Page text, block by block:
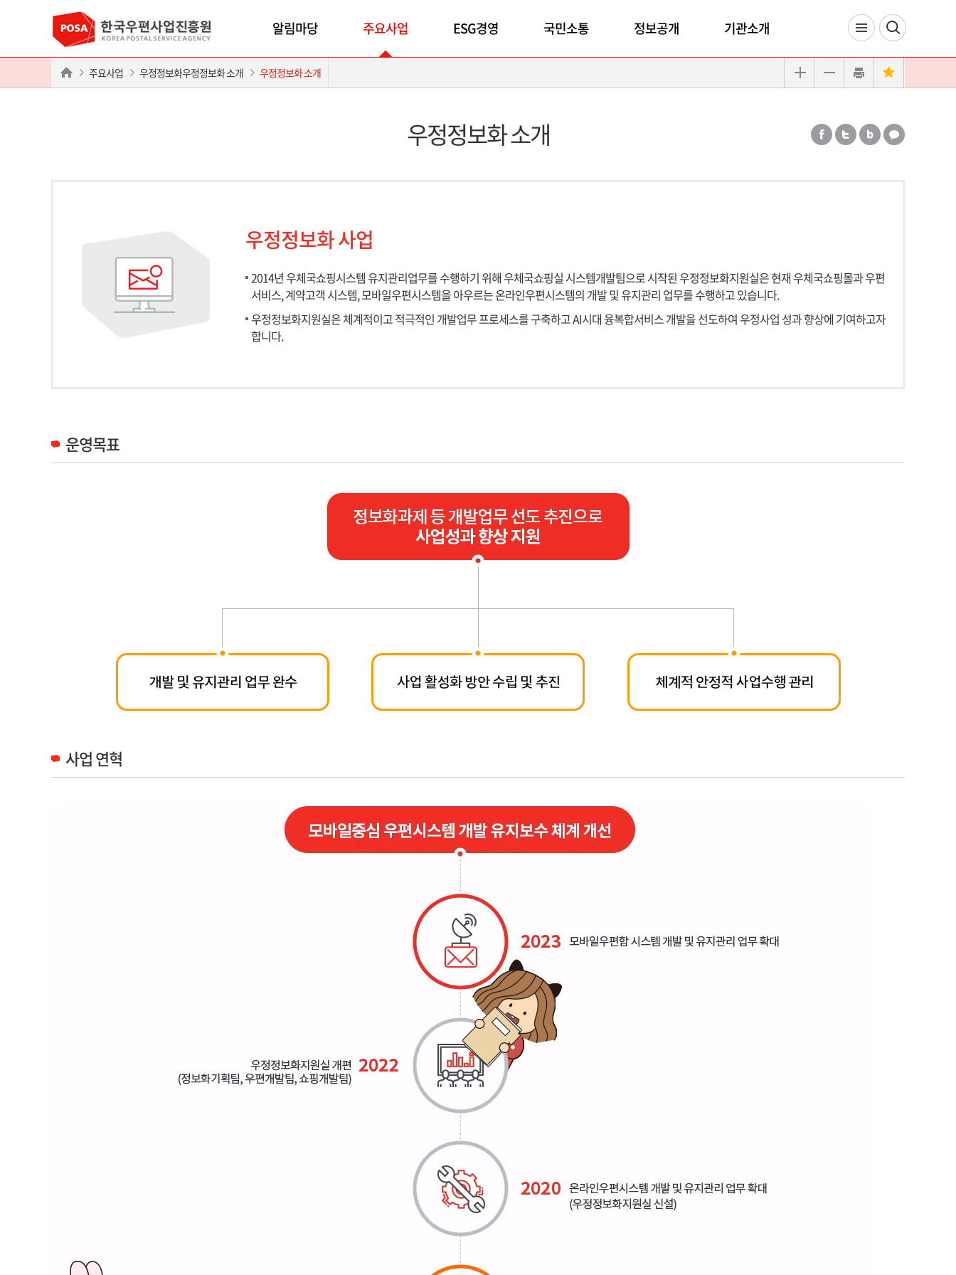
알림마당 주요사업 ESG경영 국민소통 정보공개 기관소개
주요사업 우정정보화우정정보화 소개 우정정보화 소개
우정정보화 소개
우정정보화 사업
2014년 우체국쇼핑시스템 유지관리업무를 수행하기 위해 우체국쇼핑실 시스템개발팀으로 시작된 우정정보화지원실은 현재 우체국쇼핑몰과 우편
서비스, 계약고객 시스템, 모바일우편시스템을 아우르는 온라인우편시스템의 개발 및 유지관리 업무를 수행하고 있습니다.
우정정보화지원실은 체계적이고 적극적인 개발업무 프로세스를 구축하고 AI시대 융복합서비스 개발을 선도하여 우정사업 성과 향상에 기여하고자
합니다.
운영목표
사업 연혁